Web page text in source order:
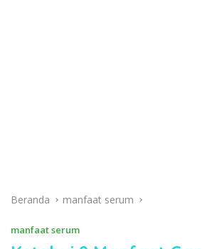
Beranda manfaat serum
manfaat serum